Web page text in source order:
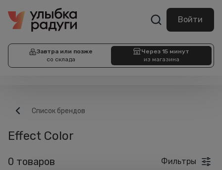
Войти
Завтра или позже
со склада
Через 15 минут
из магазина
Список брендов
Effect Color
0 товаров Фильтры